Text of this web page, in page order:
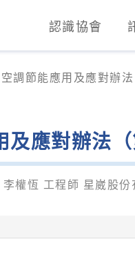
業發展
認識協會
空調節能應用及應對辦法
及應對辦法（
李權恆 工程師 星崴股份